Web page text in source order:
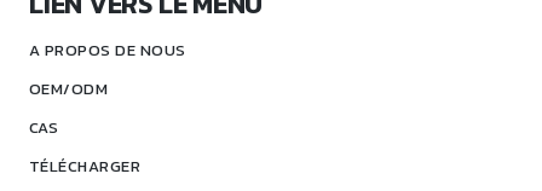
A PROPOS DE NOUS
OEM/ODM
CAS
TÉLÉCHARGER